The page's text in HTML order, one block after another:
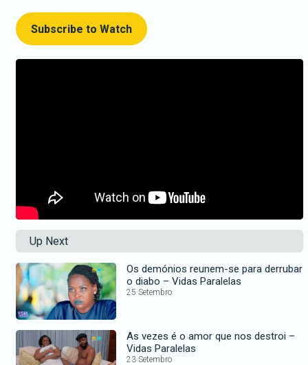
Subscribe to Watch
Up Next
Os demónios reunem-se para derrubar
o diabo – Vidas Paralelas
25 Setembro
As vezes é o amor que nos destroi –
Vidas Paralelas
23 Setembro